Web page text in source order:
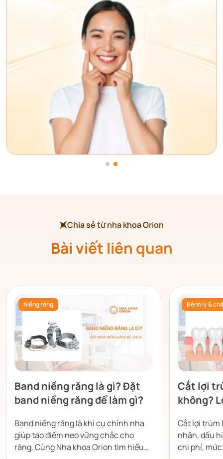
Chia sẻ từ nha khoa Orion
Bài viết liên quan
Niềng răng
Band niềng răng là gì? Đặt
band niềng răng để làm gì?
Band niềng răng là khí cụ chỉnh nha
giúp tạo điểm neo vững chắc cho
răng. Cùng Nha khoa Orion tìm hiểu
Bệnh lý &
Cắt lợi
không?
Cắt lợi trùm
nhân, dấu
chi phí,